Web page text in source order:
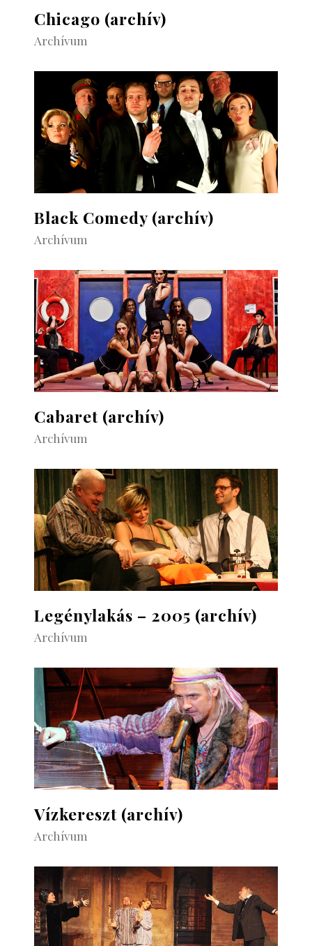
Chicago (archív)
Archívum
Black Comedy (archív)
Archívum
Cabaret (archív)
Archívum
Legénylakás – 2005 (archív)
Archívum
Vízkereszt (archív)
Archívum